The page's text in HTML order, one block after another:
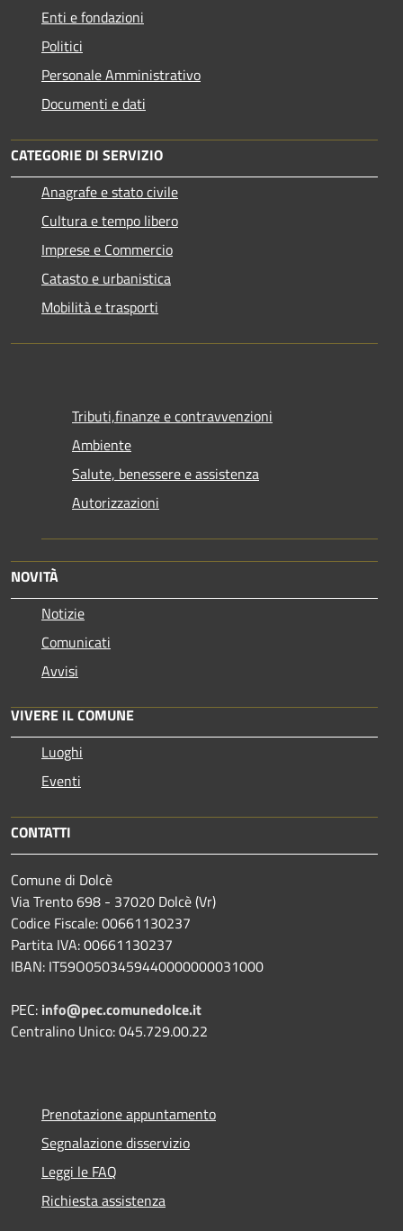
Enti e fondazioni
Politici
Personale Amministrativo
Documenti e dati
CATEGORIE DI SERVIZIO
Anagrafe e stato civile
Cultura e tempo libero
Imprese e Commercio
Catasto e urbanistica
Mobilità e trasporti
Tributi,finanze e contravvenzioni
Ambiente
Salute, benessere e assistenza
Autorizzazioni
NOVITÀ
Notizie
Comunicati
Avvisi
VIVERE IL COMUNE
Luoghi
Eventi
CONTATTI
Comune di Dolcè
Via Trento 698 - 37020 Dolcè (Vr)
Codice Fiscale: 00661130237
Partita IVA: 00661130237
IBAN: IT59O0503459440000000031000
PEC: info@pec.comunedolce.it
Centralino Unico: 045.729.00.22
Prenotazione appuntamento
Segnalazione disservizio
Leggi le FAQ
Richiesta assistenza